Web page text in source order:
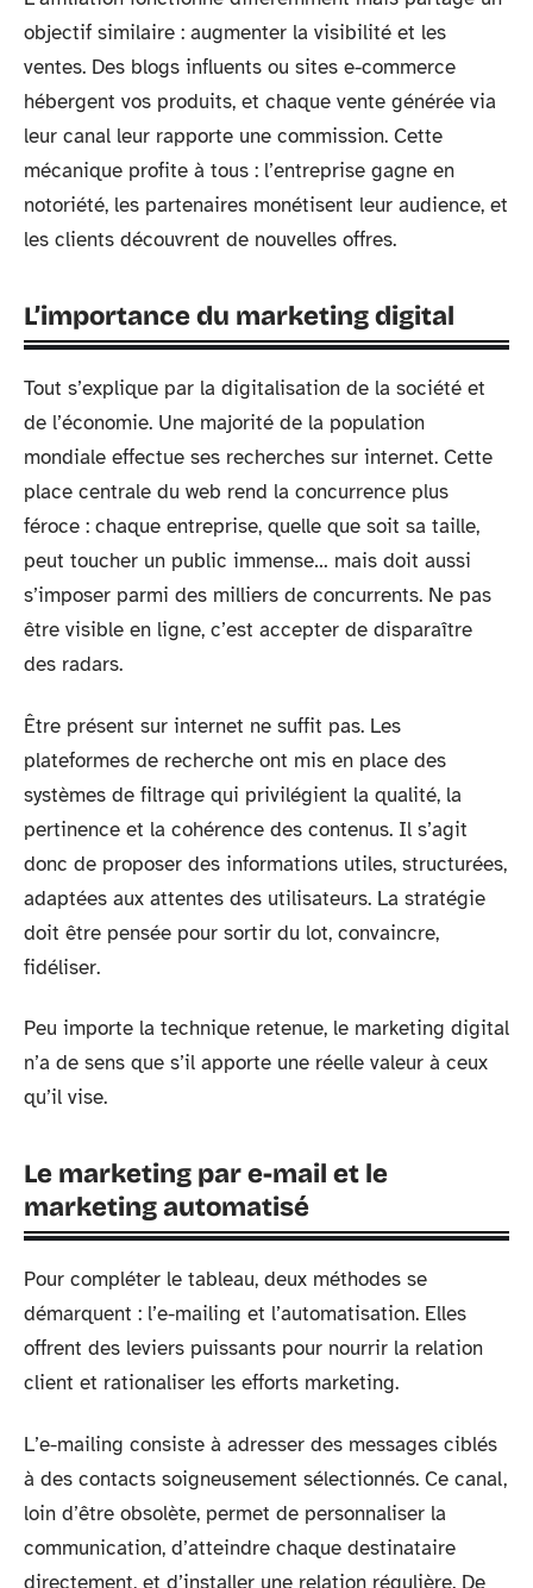
objectif similaire : augmenter la visibilité et les
ventes. Des blogs influents ou sites e-commerce
hébergent vos produits, et chaque vente générée via
leur canal leur rapporte une commission. Cette
mécanique profite à tous : l’entreprise gagne en
notoriété, les partenaires monétisent leur audience, et
les clients découvrent de nouvelles offres.
L’importance du marketing digital
Tout s’explique par la digitalisation de la société et
de l’économie. Une majorité de la population
mondiale effectue ses recherches sur internet. Cette
place centrale du web rend la concurrence plus
féroce : chaque entreprise, quelle que soit sa taille,
peut toucher un public immense… mais doit aussi
s’imposer parmi des milliers de concurrents. Ne pas
être visible en ligne, c’est accepter de disparaître
des radars.
Être présent sur internet ne suffit pas. Les
plateformes de recherche ont mis en place des
systèmes de filtrage qui privilégient la qualité, la
pertinence et la cohérence des contenus. Il s’agit
donc de proposer des informations utiles, structurées,
adaptées aux attentes des utilisateurs. La stratégie
doit être pensée pour sortir du lot, convaincre,
fidéliser.
Peu importe la technique retenue, le marketing digital
n’a de sens que s’il apporte une réelle valeur à ceux
qu’il vise.
Le marketing par e-mail et le
marketing automatisé
Pour compléter le tableau, deux méthodes se
démarquent : l’e-mailing et l’automatisation. Elles
offrent des leviers puissants pour nourrir la relation
client et rationaliser les efforts marketing.
L’e-mailing consiste à adresser des messages ciblés
à des contacts soigneusement sélectionnés. Ce canal,
loin d’être obsolète, permet de personnaliser la
communication, d’atteindre chaque destinataire
directement, et d’installer une relation régulière. De